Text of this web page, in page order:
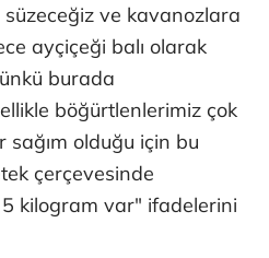
ve kavanozlara
ayçiçeği balı olarak
burada
böğürtlenlerimiz çok
olduğu için bu
çerçevesinde
kilogram var" ifadelerini